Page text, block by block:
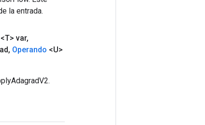
la entrada.
<T> var,
, Operando <U>